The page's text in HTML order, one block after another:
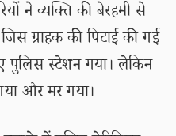
ने व्यक्ति की बेरहमी से
ग्राहक की पिटाई की गई
पुलिस स्टेशन गया। लेकिन
और मर गया।